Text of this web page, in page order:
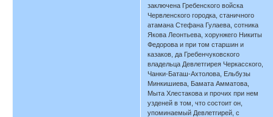
заключена Гребенского войска
Червленского городка, станичного
атамана Стефана Гулаева, сотника
Якова Леонтьева, хорунжего Никиты
Федорова и при том старшин и
казаков, да Гребенчуковского
владельца Девлетгирея Черкасского,
Чанки-Баташ-Ахтолова, Ельбузы
Минкишиева, Бамата Амматова,
Мыта Хлестакова и прочих при нем
узденей в том, что состоит он,
упоминаемый Девлетгирей, с